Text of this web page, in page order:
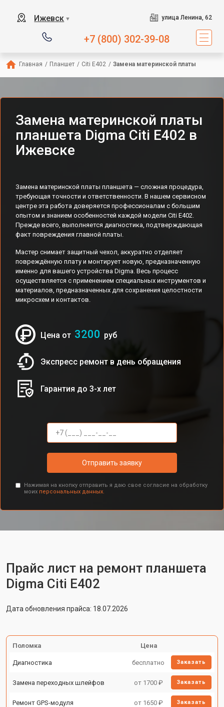
Ижевск ▼ улица Ленина, 62
+7 (800) 302-39-08
Главная / Планшет / Citi E402 / Замена материнской платы
Замена материнской платы
планшета Digma Citi E402 в
Ижевске
Замена материнской платы планшета — сложная процедура,
требующая точности и ответственности. В нашем сервисном
центре эта работа доверяется профессионалам с большим
опытом и знанием особенностей каждой модели Citi E402.
Прежде всего, выполняется диагностика, подтверждающая
факт повреждения главной платы.
Мастер снимает защитный чехол, аккуратно отделяет
повреждённую плату и монтирует новую, предназначенную
именно для вашего устройства Digma. Весь процесс
осуществляется с применением специальных инструментов и
материалов, предназначенных для сохранения целостности
микросхем и контактов.
Цена от 3200 руб
Экспресс ремонт в день обращения
Гарантия до 3-х лет
Отправить заявку
Нажимая на кнопку отправить я даю свое согласие на обработку
моих персональных данных.
Прайс лист на ремонт планшета
Digma Citi E402
Дата обновления прайса: 18.07.2026
Поломка Цена
Диагностика бесплатно Заказать
Замена переходных шлейфов от 1700 ₽ Заказать
Ремонт GPS-модуля от 1650 ₽ Заказать